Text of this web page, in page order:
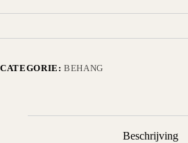
CATEGORIE:BEHANG
Beschrijving